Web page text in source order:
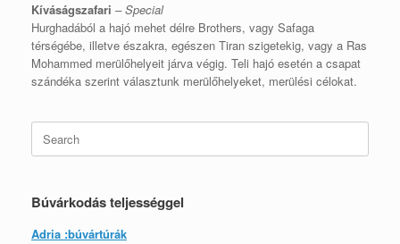
Kíváságszafari – Special
Hurghadából a hajó mehet délre Brothers, vagy Safaga
térségébe, illetve északra, egészen Tiran szigetekig, vagy a Ras
Mohammed merülőhelyeit járva végig. Teli hajó esetén a csapat
szándéka szerint választunk merülőhelyeket, merülési célokat.
for:
Búvárkodás teljességgel
Adria :búvártúrák